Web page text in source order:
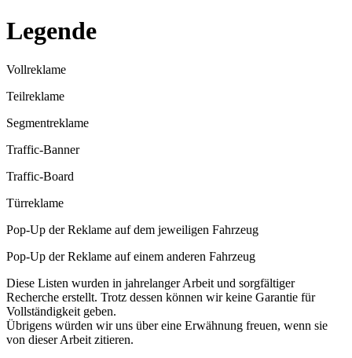
Legende
Vollreklame
Teilreklame
Segmentreklame
Traffic-Banner
Traffic-Board
Türreklame
Pop-Up der Reklame auf dem jeweiligen Fahrzeug
Pop-Up der Reklame auf einem anderen Fahrzeug
Diese Listen wurden in jahrelanger Arbeit und sorgfältiger
Recherche erstellt. Trotz dessen können wir keine Garantie für
Vollständigkeit geben.
Übrigens würden wir uns über eine Erwähnung freuen, wenn sie
von dieser Arbeit zitieren.